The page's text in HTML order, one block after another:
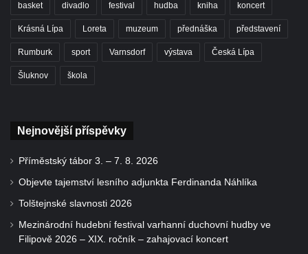
basket divadlo festival hudba kniha koncert
Krásná Lípa Loreta muzeum přednáška představení
Rumburk sport Varnsdorf výstava Česká Lípa
Šluknov škola
Nejnovější příspěvky
Příměstský tábor 3. – 7. 8. 2026
Objevte tajemství lesního adjunkta Ferdinanda Náhlíka
Tolštejnské slavnosti 2026
Mezinárodní hudební festival varhanní duchovní hudby ve
Filipově 2026 – XIX. ročník – zahajovací koncert